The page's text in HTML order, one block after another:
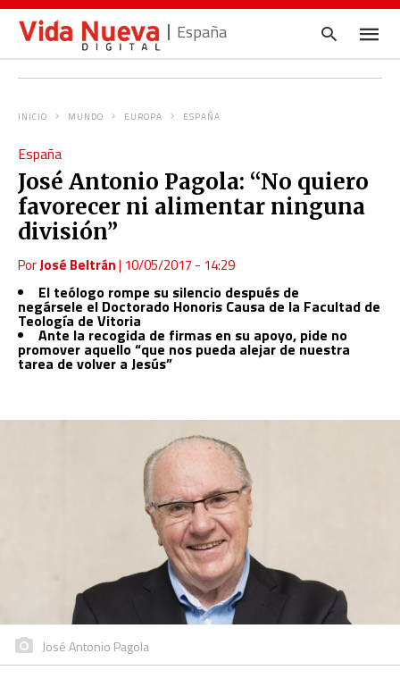
España
y
pulsa
en
INICIO MUNDO EUROPA ESPAÑA
España
José Antonio Pagola: “No quiero
favorecer ni alimentar ninguna
división”
PorJosé Beltrán| 10/05/2017 - 14:29
El teólogo rompe su silencio después de
negársele el Doctorado Honoris Causa de la Facultad de
Teología de Vitoria
Ante la recogida de firmas en su apoyo, pide no
promover aquello “que nos pueda alejar de nuestra
tarea de volver a Jesús”
José Antonio Pagola